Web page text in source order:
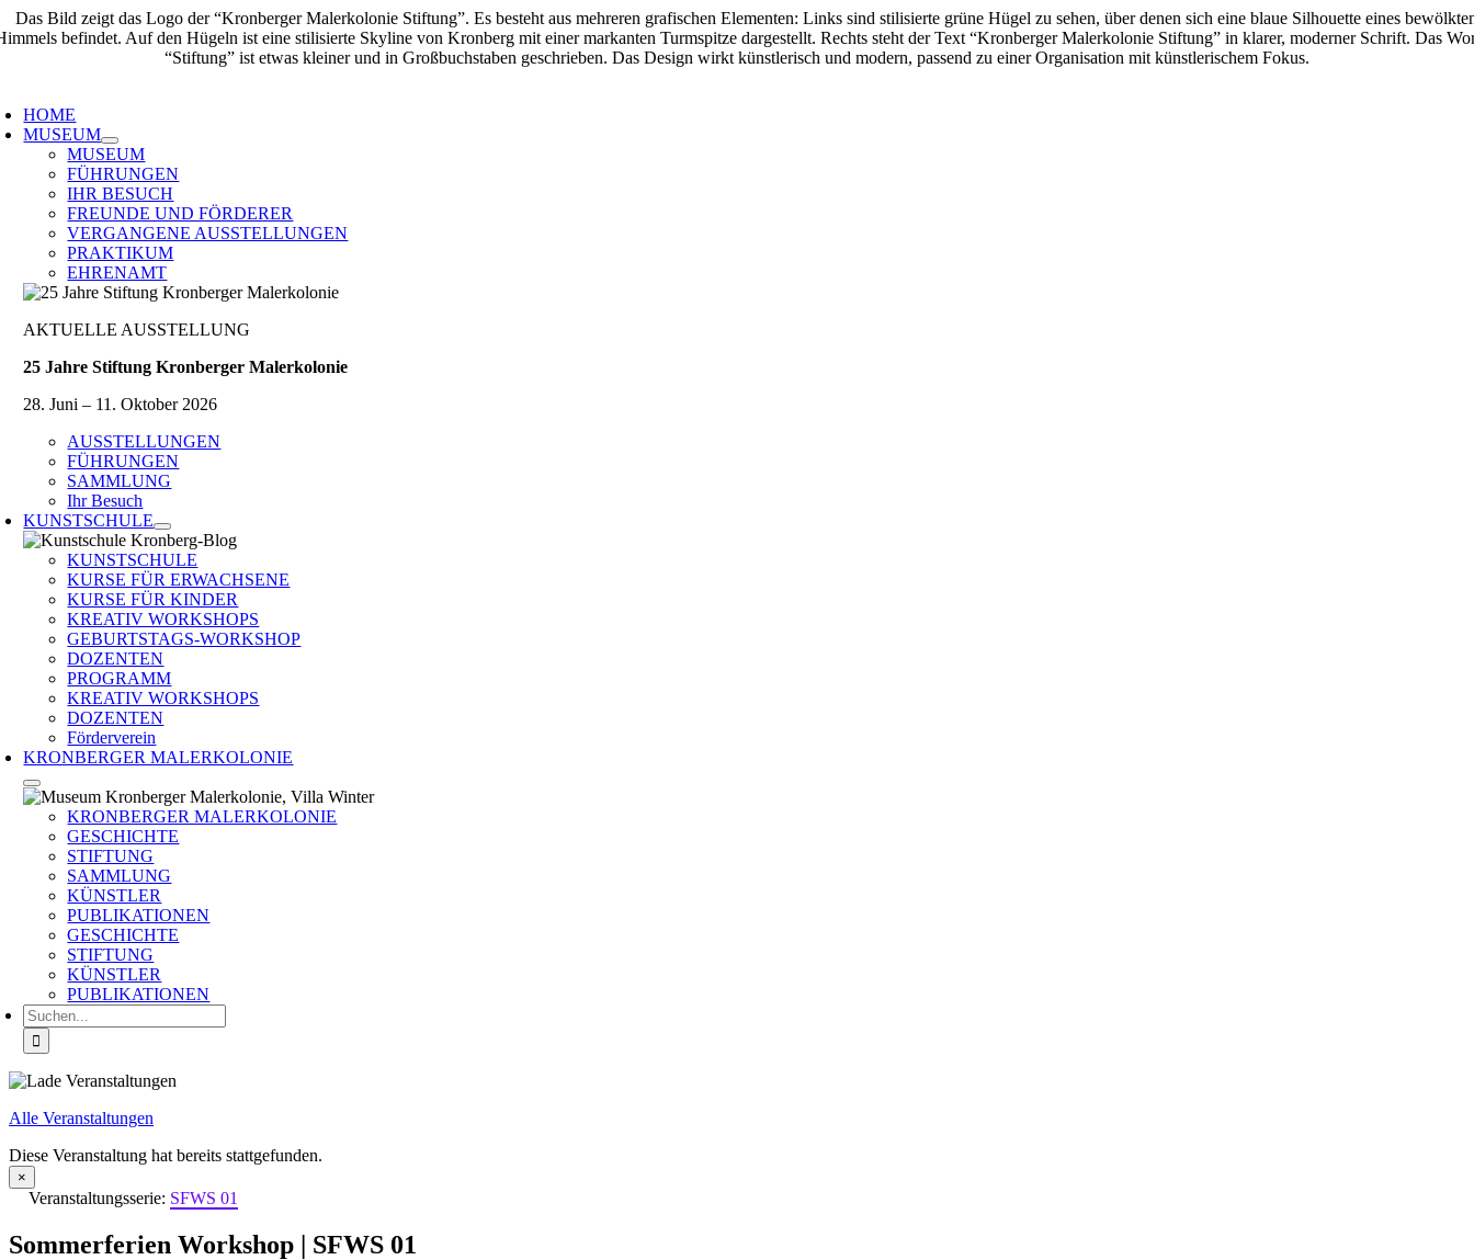
Zum
Inhalt
HOME
MUSEUM
MUSEUM
FÜHRUNGEN
IHR BESUCH
FREUNDE UND FÖRDERER
VERGANGENE AUSSTELLUNGEN
PRAKTIKUM
EHRENAMT
AKTUELLE AUSSTELLUNG
25 Jahre Stiftung Kronberger Malerkolonie
28. Juni – 11. Oktober 2026
AUSSTELLUNGEN
FÜHRUNGEN
SAMMLUNG
Ihr Besuch
KUNSTSCHULE
KUNSTSCHULE
KURSE FÜR ERWACHSENE
KURSE FÜR KINDER
KREATIV WORKSHOPS
GEBURTSTAGS-WORKSHOP
DOZENTEN
PROGRAMM
KREATIV WORKSHOPS
DOZENTEN
Förderverein
KRONBERGER MALERKOLONIE
KRONBERGER MALERKOLONIE
GESCHICHTE
STIFTUNG
SAMMLUNG
KÜNSTLER
PUBLIKATIONEN
GESCHICHTE
STIFTUNG
KÜNSTLER
PUBLIKATIONEN
Suche
nach:
Alle Veranstaltungen
Diese Veranstaltung hat bereits stattgefunden.
×
Veranstaltungsserie: SFWS 01
Sommerferien Workshop | SFWS 01